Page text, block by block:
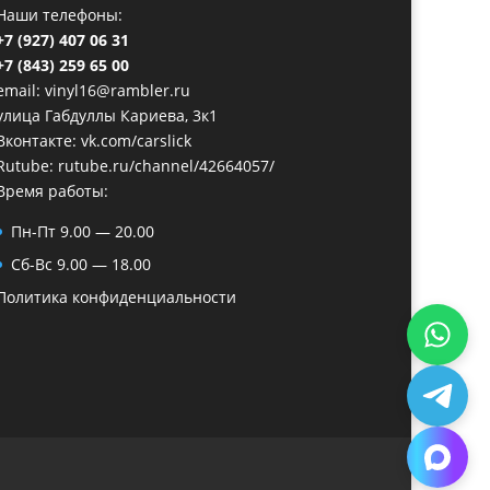
телефоны:
(927) 407 06 31
(843) 259 65 00
vinyl16@rambler.ru
Габдуллы Кариева, 3к1
vk.com/carslick
rutube.ru/channel/42664057/
работы:
Пн-Пт 9.00 — 20.00
Сб-Вс 9.00 — 18.00
конфиденциальности